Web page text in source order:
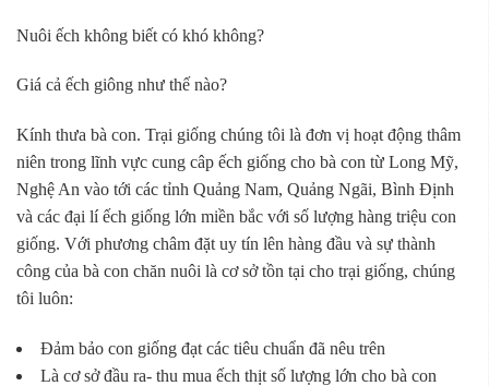
Nuôi ếch không biết có khó không?
Giá cả ếch giông như thế nào?
Kính thưa bà con. Trại giống chúng tôi là đơn vị hoạt động thâm
niên trong lĩnh vực cung câp ếch giống cho bà con từ Long Mỹ,
Nghệ An vào tới các tỉnh Quảng Nam, Quảng Ngãi, Bình Định
và các đại lí ếch giống lớn miền bắc với số lượng hàng triệu con
giống. Với phương châm đặt uy tín lên hàng đầu và sự thành
công của bà con chăn nuôi là cơ sở tồn tại cho trại giống, chúng
tôi luôn:
Đảm bảo con giống đạt các tiêu chuẩn đã nêu trên
Là cơ sở đầu ra- thu mua ếch thịt số lượng lớn cho bà con